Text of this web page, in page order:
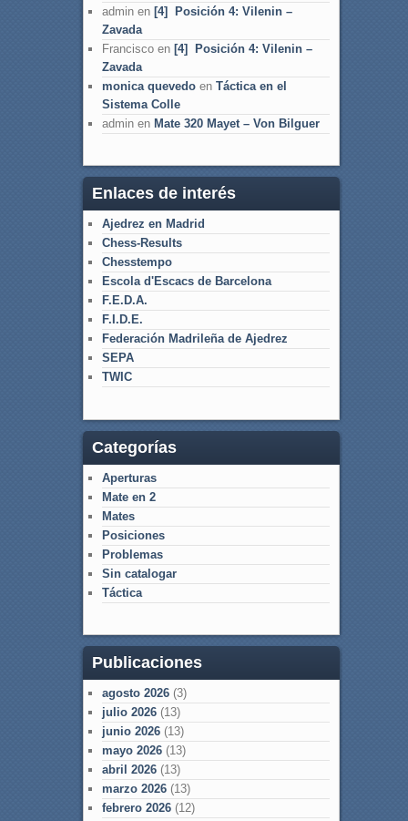
adminen [4] Posición 4: Vilenin –
Zavada
Franciscoen [4] Posición 4: Vilenin –
Zavada
monica quevedoen Táctica en el
Sistema Colle
adminen Mate 320 Mayet – Von Bilguer
Enlaces de interés
Ajedrez en Madrid
Chess-Results
Chesstempo
Escola d'Escacs de Barcelona
F.E.D.A.
F.I.D.E.
Federación Madrileña de Ajedrez
SEPA
TWIC
Categorías
Aperturas
Mate en 2
Mates
Posiciones
Problemas
Sin catalogar
Táctica
Publicaciones
agosto 2026(3)
julio 2026(13)
junio 2026(13)
mayo 2026(13)
abril 2026(13)
marzo 2026(13)
febrero 2026(12)